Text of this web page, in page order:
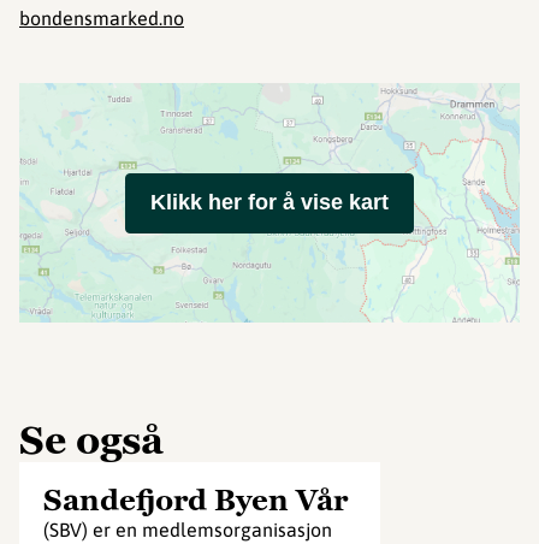
bondensmarked.no
Klikk her for å vise kart
Se også
Sandefjord Byen Vår
(SBV) er en medlemsorganisasjon